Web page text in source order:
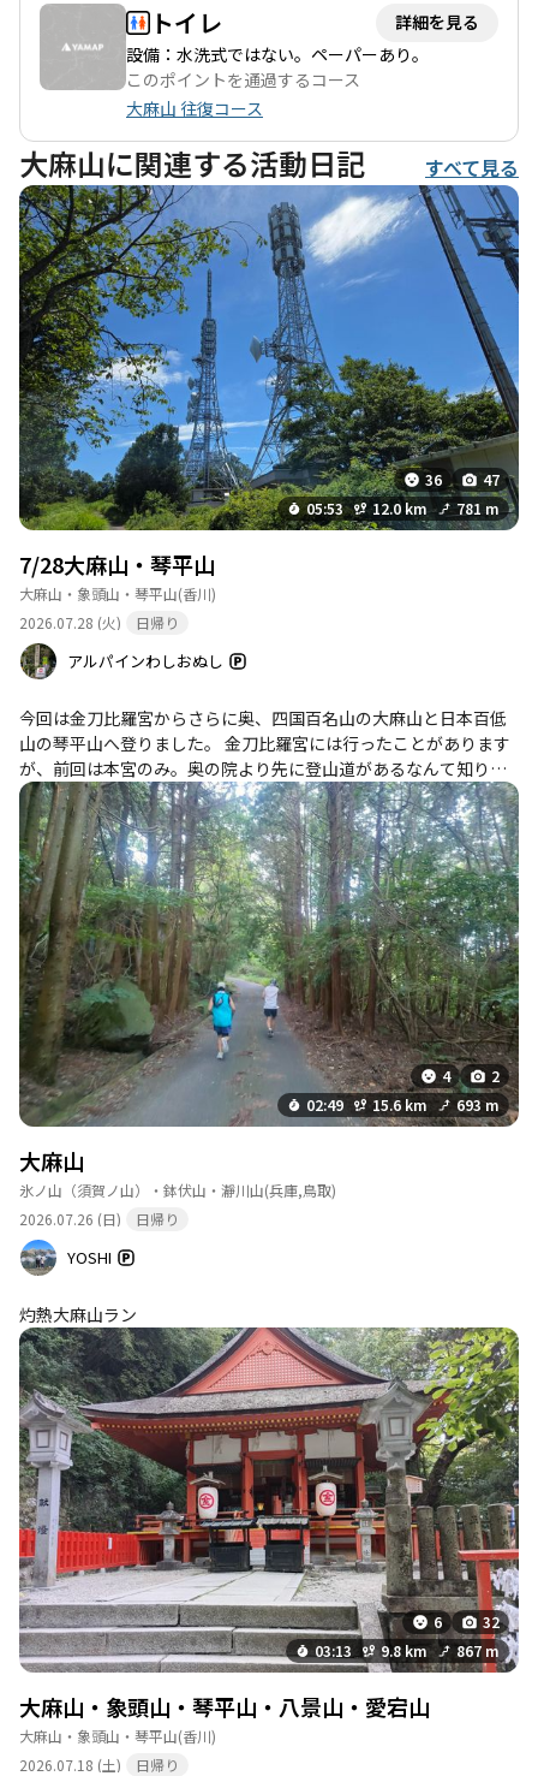
ょうか。 トイレ
詳細を見る
設備：水洗式ではない。ペーパーあり。
このポイントを通過するコース
大麻山 往復コース
大麻山に関連する活動日記 すべて見る
36
47
05:53
12.0 km 781 m
7/28大麻山・琴平山
大麻山・象頭山・琴平山(香川)
2026.07.28 (火)
日帰り
アルパインわしおぬし
今回は金刀比羅宮からさらに奥、四国百名山の大麻山と日本百低
山の琴平山へ登りました。 金刀比羅宮には行ったことがあります
が、前回は本宮のみ。奥の院より先に登山道があるなんて知りま
せんでした。登山道としてはところどころ荒れている箇所がある
ものの比較的整備されている方かな、と思います。（大麻山で会
った方から聞いたところ、普段はここまで荒れてないそう。） と
にかく大麻山の展望広場が素晴らしく、瀬戸大橋や飯野山、そし
て美しい瀬戸内海を見下ろすことができました。 比較的高松から
アクセスしやすく、そこまで難しくもないので香川に来たら是非
また登りたい山です。
4
2
02:49
15.6 km 693 m
大麻山
氷ノ山（須賀ノ山）・鉢伏山・瀞川山(兵庫,鳥取)
2026.07.26 (日)
日帰り
YOSHI
灼熱大麻山ラン
6
32
03:13
9.8 km 867 m
大麻山・象頭山・琴平山・八景山・愛宕山
大麻山・象頭山・琴平山(香川)
2026.07.18 (土)
日帰り